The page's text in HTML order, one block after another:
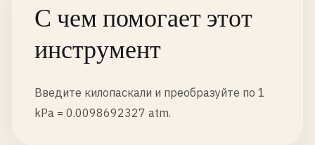
С чем помогает этот
инструмент
Введите килопаскали и преобразуйте по 1
kPa = 0.0098692327 atm.